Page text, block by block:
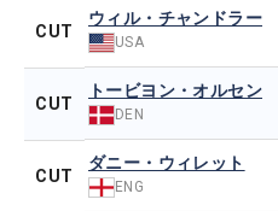
CUT
ウィル・チャンドラー
USA
CUT
トービヨン・オルセン
DEN
CUT
ダニー・ウィレット
ENG